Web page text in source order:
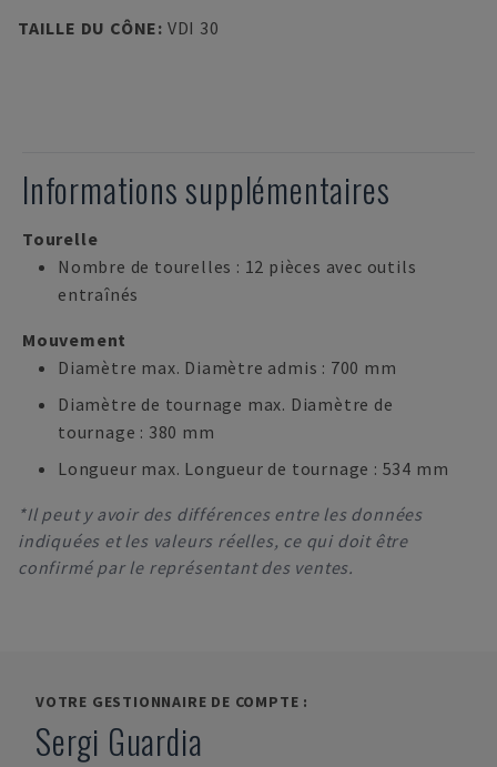
TAILLE DU CÔNE: VDI 30
Informations supplémentaires
Tourelle
Nombre de tourelles : 12 pièces avec outils
entraînés
Mouvement
Diamètre max. Diamètre admis : 700 mm
Diamètre de tournage max. Diamètre de
tournage : 380 mm
Longueur max. Longueur de tournage : 534 mm
*Il peut y avoir des différences entre les données
indiquées et les valeurs réelles, ce qui doit être
confirmé par le représentant des ventes.
VOTRE GESTIONNAIRE DE COMPTE :
Sergi Guardia